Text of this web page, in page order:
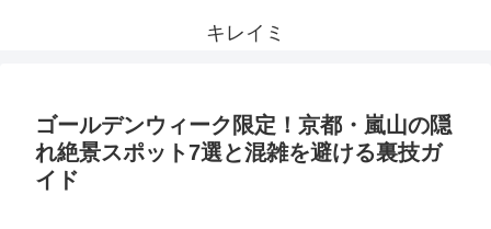
キレイミ
ゴールデンウィーク限定！京都・嵐山の隠
れ絶景スポット7選と混雑を避ける裏技ガ
イド